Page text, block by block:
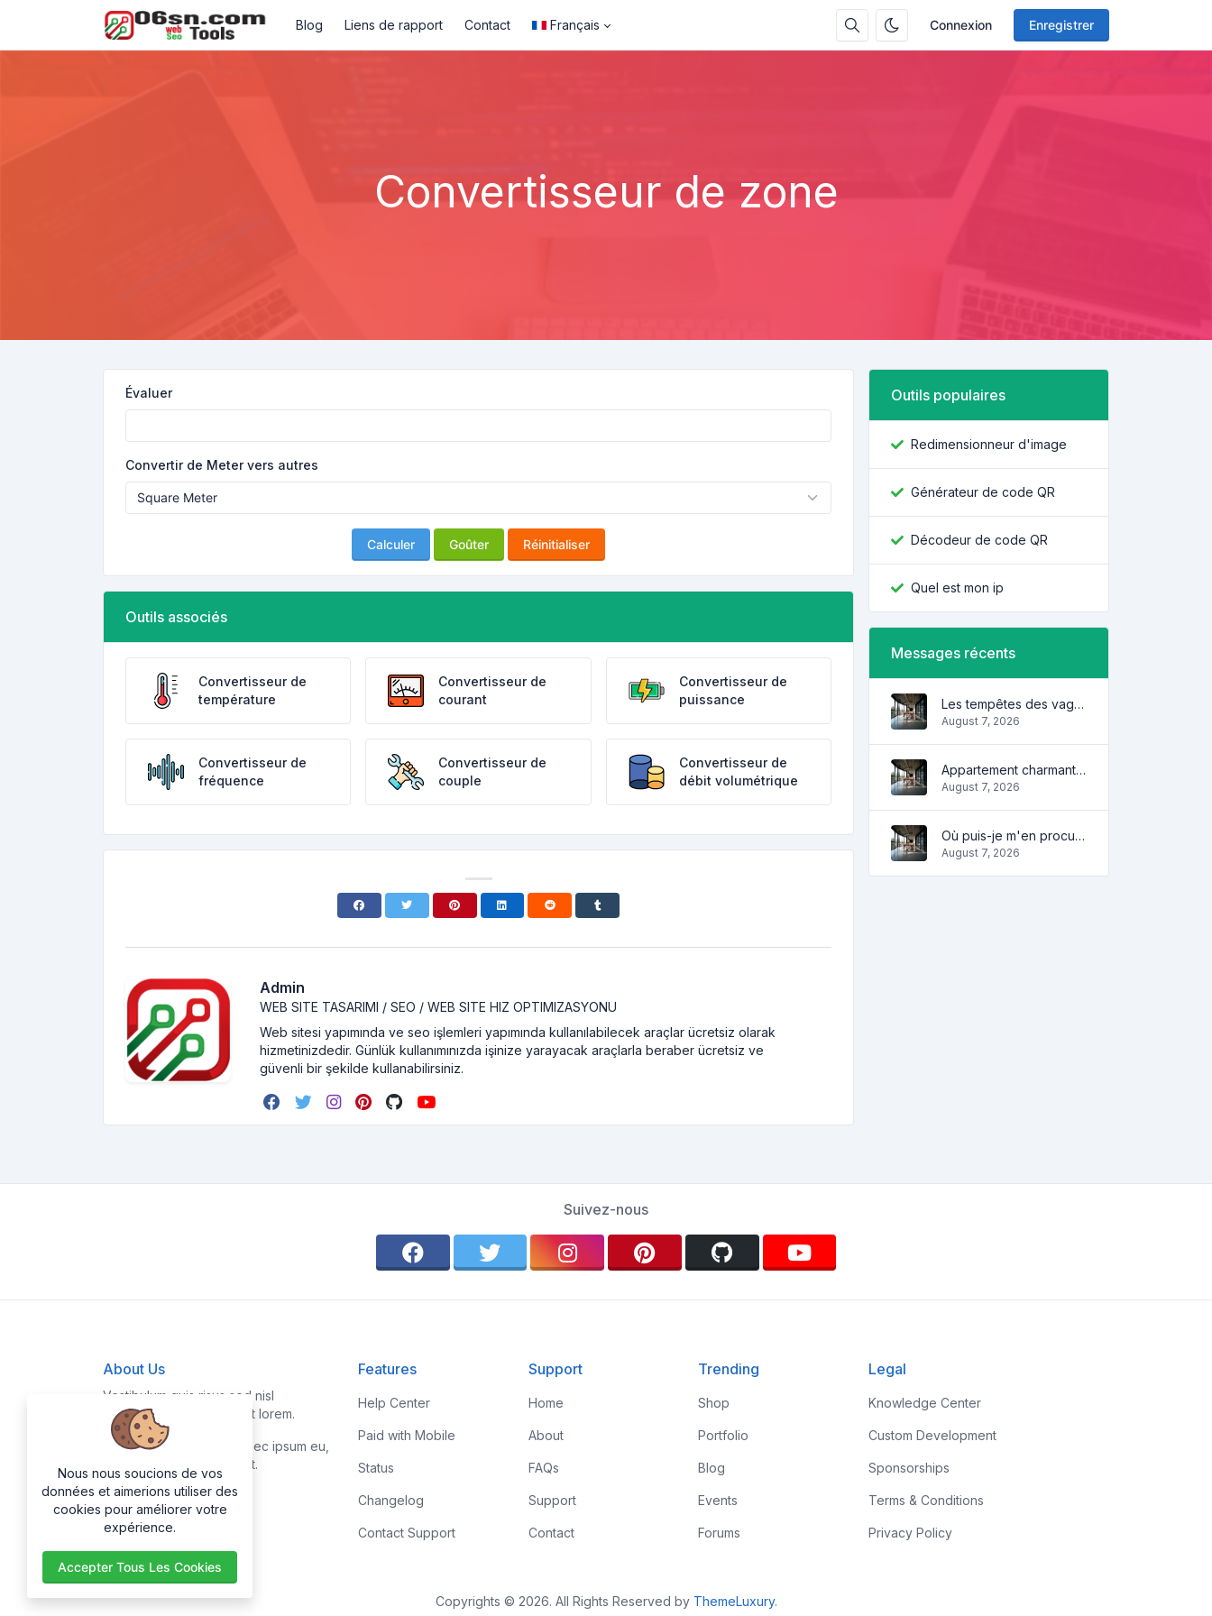
Connexion Enregistrer
Blog Liens de rapport Contact Français
Convertisseur de zone
Évaluer
Convertir de Meter vers autres
Calculer Goûter Réinitialiser
Outils associés
Convertisseur de
température
Convertisseur de
courant
Convertisseur de
puissance
Convertisseur de
fréquence
Convertisseur de
couple
Convertisseur de
débit volumétrique
Admin
WEB SITE TASARIMI / SEO / WEB SITE HIZ OPTIMIZASYONU
Web sitesi yapımında ve seo işlemleri yapımında kullanılabilecek araçlar ücretsiz olarak
hizmetinizdedir. Günlük kullanımınızda işinize yarayacak araçlarla beraber ücretsiz ve
güvenli bir şekilde kullanabilirsiniz.
Outils populaires
Redimensionneur d'image
Générateur de code QR
Décodeur de code QR
Quel est mon ip
Messages récents
Les tempêtes des vagues
August 7, 2026
Appartement charmant et confortable
August 7, 2026
Où puis-je m'en procurer?
August 7, 2026
Suivez-nous
About Us
Vestibulum quis risus sed nisl
pellentesque aliquet et et lorem.
Fusce nibh nisl, gravida nec ipsum eu,
feugiat condimentum velit.
Features
Help Center
Paid with Mobile
Status
Changelog
Contact Support
Support
Home
About
FAQs
Support
Contact
Trending
Shop
Portfolio
Blog
Events
Forums
Legal
Knowledge Center
Custom Development
Sponsorships
Terms & Conditions
Privacy Policy
Copyrights © 2026. All Rights Reserved by ThemeLuxury.
Nous nous soucions de vos
données et aimerions utiliser des
cookies pour améliorer votre
expérience.
Accepter Tous Les Cookies